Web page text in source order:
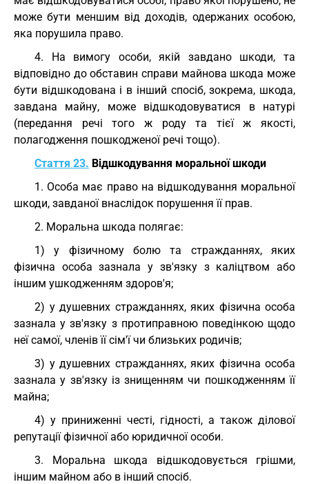
може бути меншим від доходів, одержаних особою,
яка порушила право.
4. На вимогу особи, якій завдано шкоди, та
відповідно до обставин справи майнова шкода може
бути відшкодована і в інший спосіб, зокрема, шкода,
завдана майну, може відшкодовуватися в натурі
(передання речі того ж роду та тієї ж якості,
полагодження пошкодженої речі тощо).
Стаття 23. Відшкодування моральної шкоди
1. Особа має право на відшкодування моральної
шкоди, завданої внаслідок порушення її прав.
2. Моральна шкода полягає:
1) у фізичному болю та стражданнях, яких
фізична особа зазнала у зв'язку з каліцтвом або
іншим ушкодженням здоров'я;
2) у душевних стражданнях, яких фізична особа
зазнала у зв'язку з протиправною поведінкою щодо
неї самої, членів її сім'ї чи близьких родичів;
3) у душевних стражданнях, яких фізична особа
зазнала у зв'язку із знищенням чи пошкодженням її
майна;
4) у приниженні честі, гідності, а також ділової
репутації фізичної або юридичної особи.
3. Моральна шкода відшкодовується грішми,
іншим майном або в інший спосіб.